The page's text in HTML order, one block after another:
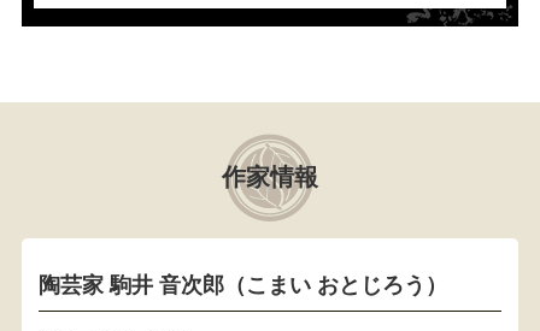
作家情報
陶芸家 駒井 音次郎（こまい おとじろう）